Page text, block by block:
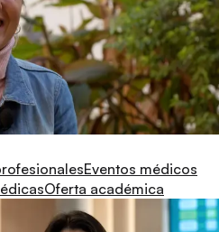
Eventos médicos
Oferta académica